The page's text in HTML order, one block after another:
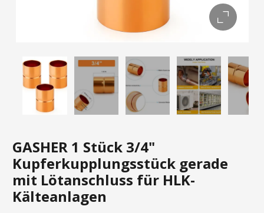
GASHER 1 Stück 3/4"
Kupferkupplungsstück gerade
mit Lötanschluss für HLK-
Kälteanlagen